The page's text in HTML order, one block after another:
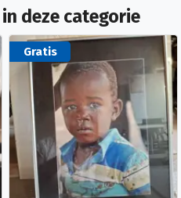
deze categorie
Gratis